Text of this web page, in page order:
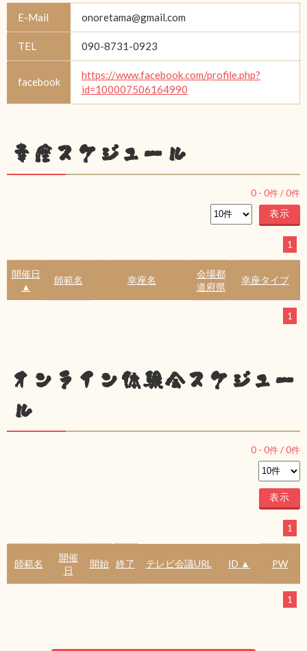
E-Mail onoretama@gmail.com
TEL 090-8731-0923
facebook
https://www.facebook.com/profile.php?
id=100007506164990
幸座スケジュール
0 - 0件 /0件
1
開催日
▲
師範名 幸座名
会場都
道府県
幸座タイプ
1
オンライン体験会スケジュー
ル
0 - 0件 /0件
1
師範名
開催
日
開始 終了 テレビ会議URL ID ▲ PW
1